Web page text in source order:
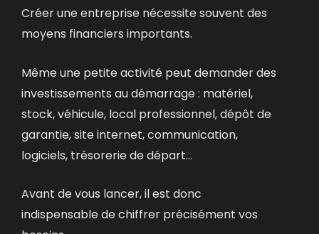
Créer une entreprise nécessite souvent des
moyens financiers importants.
Même une petite activité peut demander des
investissements au démarrage : matériel,
stock, véhicule, local professionnel, dépôt de
garantie, site internet, communication,
logiciels, trésorerie de départ…
Avant de vous lancer, il est donc
indispensable de chiffrer précisément vos